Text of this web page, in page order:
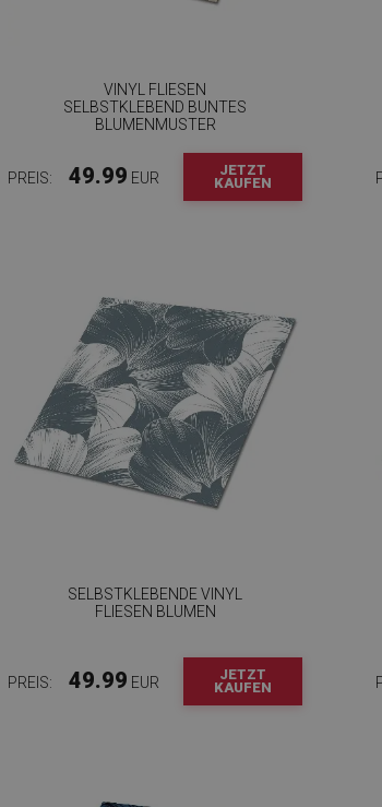
VINYL FLIESEN
SELBSTKLEBEND BUNTES
BLUMENMUSTER
PREIS: 49.99 EUR
JETZT
KAUFEN
SELBSTKLEBENDE VINYL
FLIESEN BLUMEN
PREIS: 49.99 EUR
JETZT
KAUFEN